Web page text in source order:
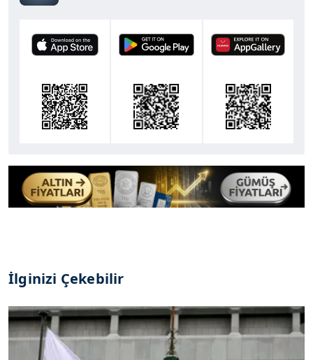
İlginizi Çekebilir